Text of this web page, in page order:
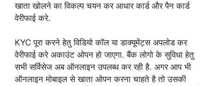
खाता खोलने का विकल्प चयन कर आधार कार्ड और पैन कार्ड
वेरीफाई करे.
KYC पूरा करने हेतु विडियो कॉल या डाक्यूमेंट्स अपलोड कर
वेरीफाई करे अकाउंट ओपन हो जाएगा. बैंक लोगो के सुविधा हेतु
सभी सर्विसेज अब ऑनलाइन उपलब्ध कर रही है. अगर आप भी
ऑनलाइन मोबाइल से खाता ओपन करना चाहते है तो उसकी